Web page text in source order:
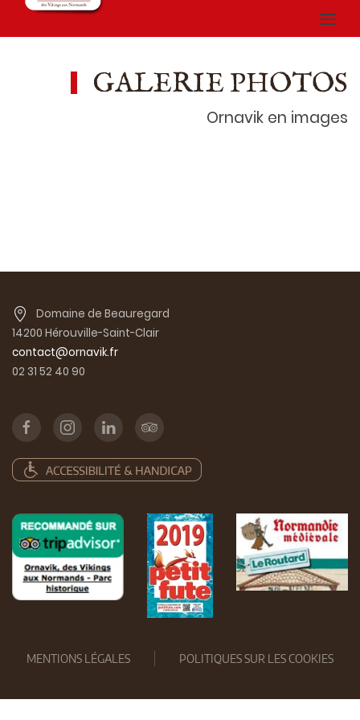
GALERIE PHOTOS
Ornavik en images
Domaine de Beauregard
14200 Hérouville-Saint-Clair
contact@ornavik.fr
02 31 52 40 90
MENTIONS LÉGALES POLITIQUES SUR LES COOKIES